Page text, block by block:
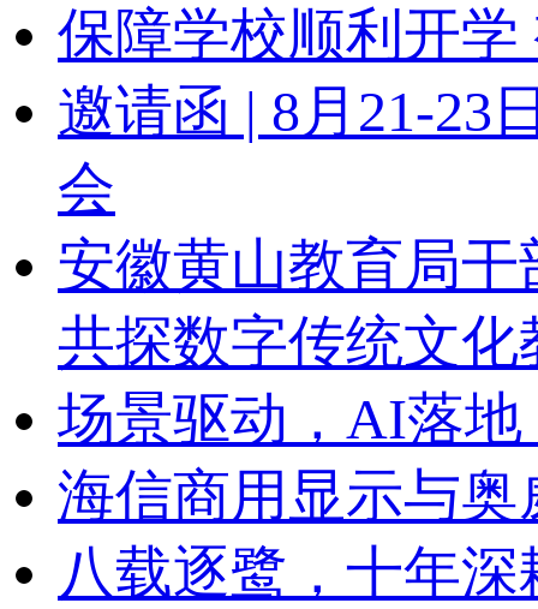
保障学校顺利开
邀请函 | 8月21-23
会
安徽黄山教育局
共探数字传统文化
场景驱动，AI落
海信商用显示与
八载逐鹭，十年